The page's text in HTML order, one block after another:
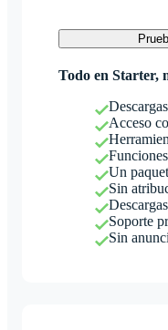
Todo en Starter,
Acceso
Un
Sin
Soporte
Sin